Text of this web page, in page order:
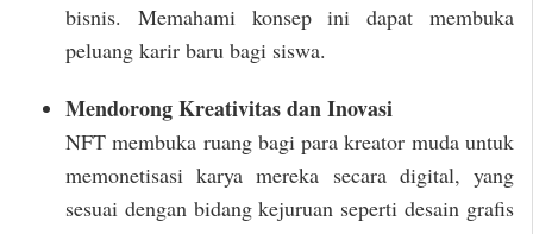
bisnis. Memahami konsep ini dapat membuka
peluang karir baru bagi siswa.
Mendorong Kreativitas dan Inovasi
NFT membuka ruang bagi para kreator muda untuk
memonetisasi karya mereka secara digital, yang
sesuai dengan bidang kejuruan seperti desain grafis